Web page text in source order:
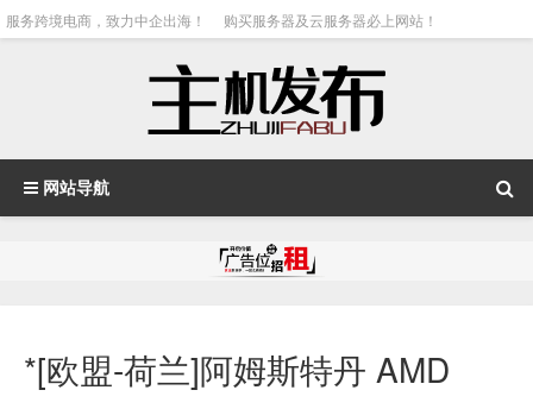
服务跨境电商，致力中企出海！ 购买服务器及云服务器必上网站！
网站导航
*[欧盟-荷兰]阿姆斯特丹 AMD